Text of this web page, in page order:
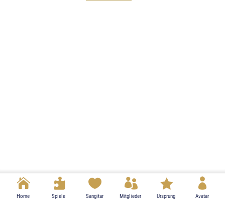
Home Spiele Sangitar Mitglieder Ursprung Avatar
Tagessätze Bibliothek Glossar Mediathek
Konto Profil Nachrichten Anmelden